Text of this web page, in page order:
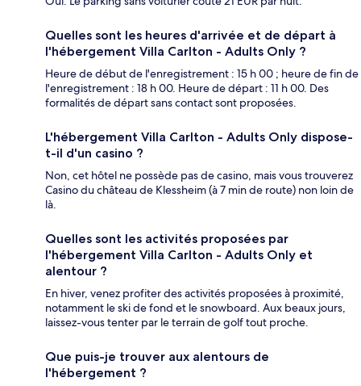
Quelles sont les heures d'arrivée et de départ à
l'hébergement Villa Carlton - Adults Only ?
Heure de début de l'enregistrement : 15 h 00 ; heure de fin de
l'enregistrement : 18 h 00. Heure de départ : 11 h 00. Des
formalités de départ sans contact sont proposées.
L'hébergement Villa Carlton - Adults Only dispose-
t-il d'un casino ?
Non, cet hôtel ne possède pas de casino, mais vous trouverez
Casino du château de Klessheim (à 7 min de route) non loin de
là.
Quelles sont les activités proposées par
l'hébergement Villa Carlton - Adults Only et
alentour ?
En hiver, venez profiter des activités proposées à proximité,
notamment le ski de fond et le snowboard. Aux beaux jours,
laissez-vous tenter par le terrain de golf tout proche.
Que puis-je trouver aux alentours de
l'hébergement ?